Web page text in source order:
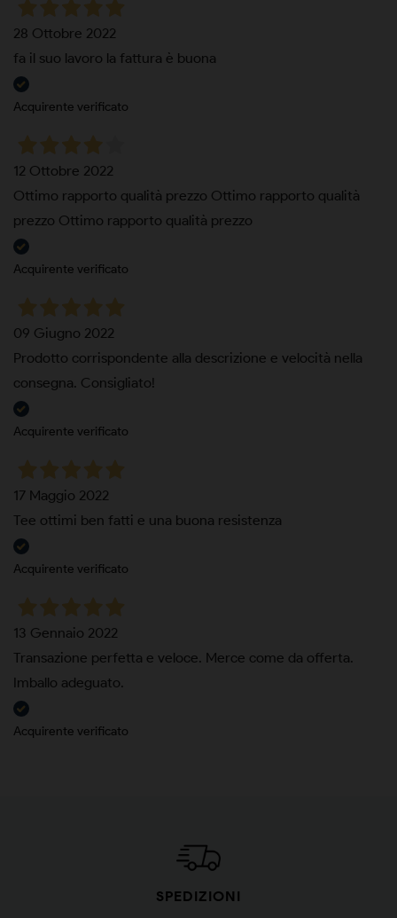
28 Ottobre 2022
fa il suo lavoro la fattura è buona
Acquirente verificato
12 Ottobre 2022
Ottimo rapporto qualità prezzo Ottimo rapporto qualità
prezzo Ottimo rapporto qualità prezzo
Acquirente verificato
09 Giugno 2022
Prodotto corrispondente alla descrizione e velocità nella
consegna. Consigliato!
Acquirente verificato
17 Maggio 2022
Tee ottimi ben fatti e una buona resistenza
Acquirente verificato
13 Gennaio 2022
Transazione perfetta e veloce. Merce come da offerta.
Imballo adeguato.
Acquirente verificato
SPEDIZIONI